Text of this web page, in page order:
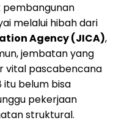
pembangunan
melalui hibah dari
Agency (JICA),
jembatan yang
vital pascabencana
itu belum bisa
pekerjaan
struktural.